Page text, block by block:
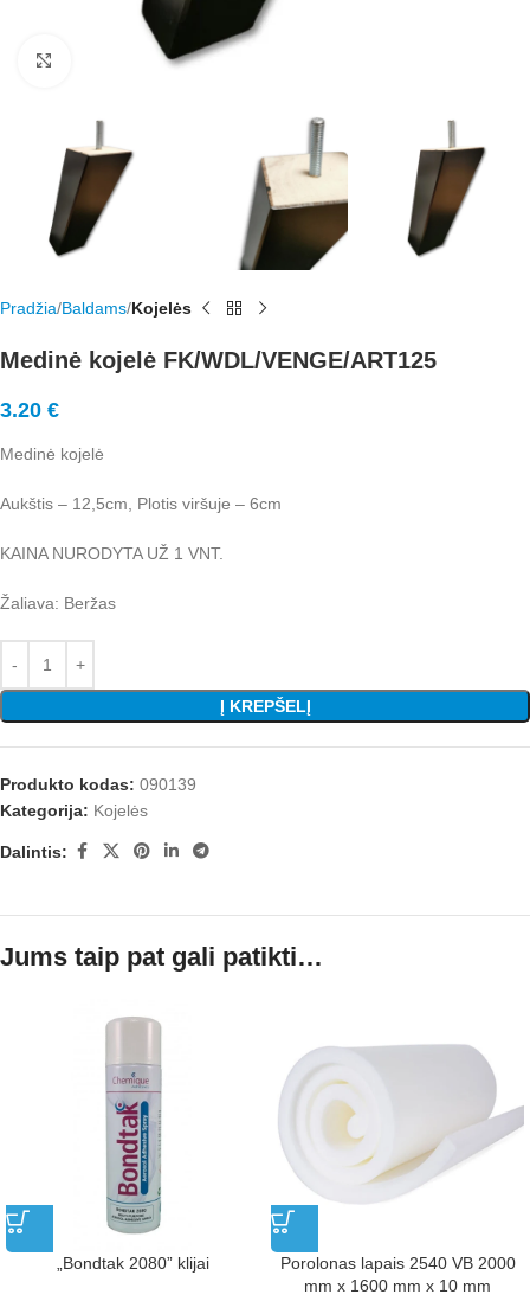
Rodyti nuotrauką visame ekrane
Pradžia Baldams Kojelės
Medinė kojelė FK/WDL/VENGE/ART125
3.20 €
Medinė kojelė
Aukštis – 12,5cm, Plotis viršuje – 6cm
KAINA NURODYTA UŽ 1 VNT.
Žaliava: Beržas
Į KREPŠELĮ
Produkto kodas: 090139
Kategorija: Kojelės
Dalintis:
Jums taip pat gali patikti…
„Bondtak 2080” klijai
Porolonas lapais 2540 VB 2000
mm x 1600 mm x 10 mm